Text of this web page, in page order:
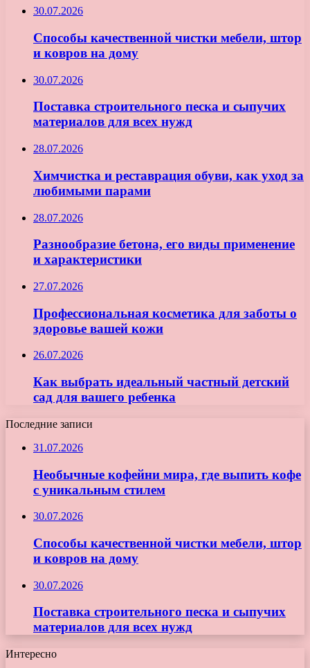
30.07.2026
Способы качественной чистки мебели, штор
и ковров на дому
30.07.2026
Поставка строительного песка и сыпучих
материалов для всех нужд
28.07.2026
Химчистка и реставрация обуви, как уход за
любимыми парами
28.07.2026
Разнообразие бетона, его виды применение
и характеристики
27.07.2026
Профессиональная косметика для заботы о
здоровье вашей кожи
26.07.2026
Как выбрать идеальный частный детский
сад для вашего ребенка
Последние записи
31.07.2026
Необычные кофейни мира, где выпить кофе
с уникальным стилем
30.07.2026
Способы качественной чистки мебели, штор
и ковров на дому
30.07.2026
Поставка строительного песка и сыпучих
материалов для всех нужд
Интересно